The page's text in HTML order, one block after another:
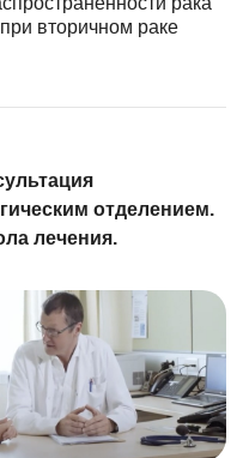
вторичном раке
отделением.
лечения.